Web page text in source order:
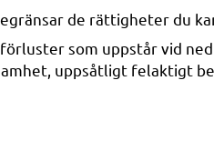
de rättigheter du
som uppstår vid
uppsåtligt felaktigt